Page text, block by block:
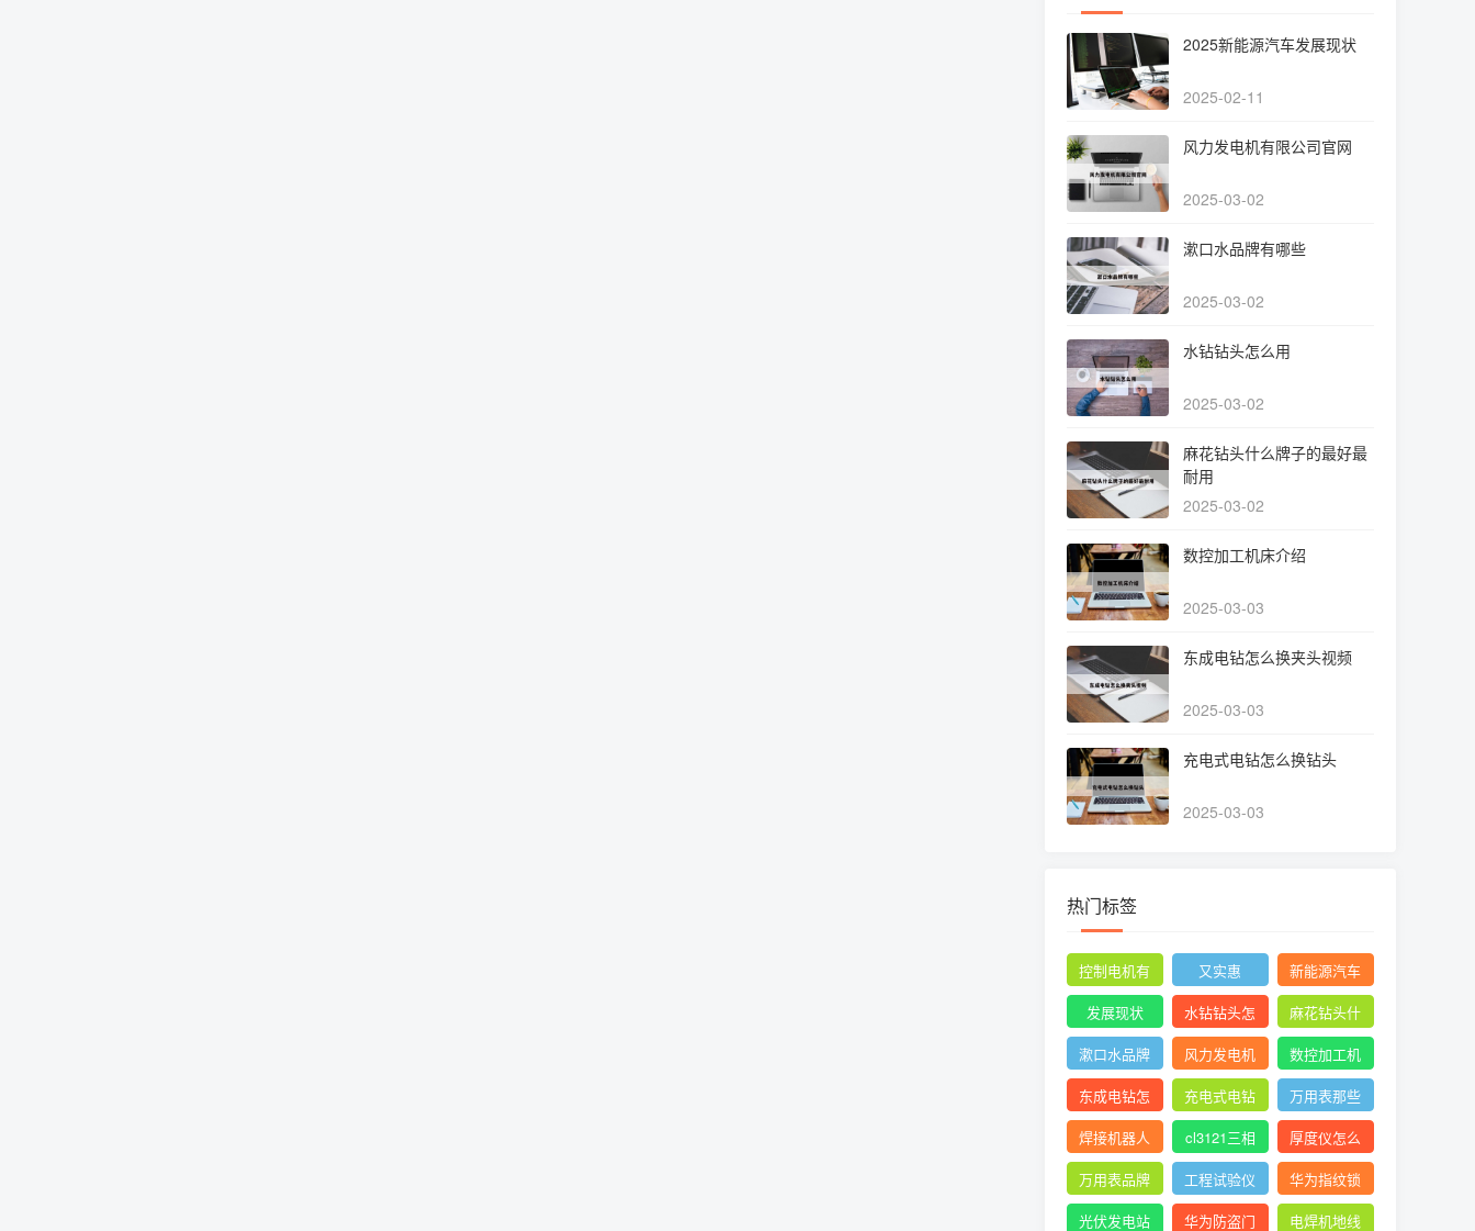
2025新能源汽车发展现状
2025-02-11
风力发电机有限公司官网
2025-03-02
漱口水品牌有哪些
2025-03-02
水钻钻头怎么用
2025-03-02
麻花钻头什么牌子的最好最
耐用
2025-03-02
数控加工机床介绍
2025-03-03
东成电钻怎么换夹头视频
2025-03-03
充电式电钻怎么换钻头
2025-03-03
热门标签
控制电机有
哪些
又实惠
新能源汽车
发展现状
水钻钻头怎
么用
麻花钻头什
么牌子的最
好最耐用
漱口水品牌
有哪些
风力发电机
有限公司官
网
数控加工机
床介绍
东成电钻怎
么换夹头视
频
充电式电钻
怎么换钻头
万用表那些
牌子好
焊接机器人
哪家比较好
cl3121三相
电能表现场
校验仪操作
厚度仪怎么
调试
万用表品牌
质量排名前
工程试验仪
器设备校验
华为指纹锁
怎么设置指
光伏发电站 华为防盗门 电焊机地线